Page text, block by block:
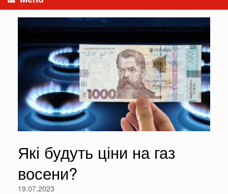
Які будуть ціни на газ
восени?
19.07.2023